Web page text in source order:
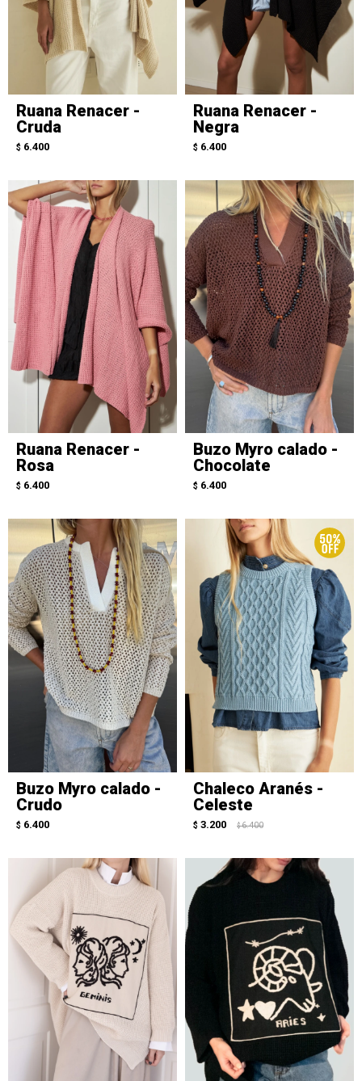
Ruana Renacer -
Cruda
$ 6.400
Ruana Renacer -
Negra
$ 6.400
Ruana Renacer -
Rosa
$ 6.400
Buzo Myro calado -
Chocolate
$ 6.400
Buzo Myro calado -
Crudo
$ 6.400
Chaleco Aranés -
Celeste
$ 3.200 $ 6.400